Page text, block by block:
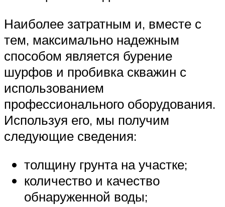
Наиболее затратным и, вместе с
тем, максимально надежным
способом является бурение
шурфов и пробивка скважин с
использованием
профессионального оборудования.
Используя его, мы получим
следующие сведения:
толщину грунта на участке;
количество и качество
обнаруженной воды;